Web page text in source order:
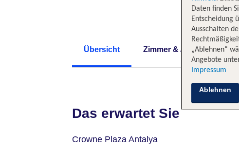
Übersicht Zimmer & Angebote
Das erwartet Sie
Crowne Plaza Antalya
Daten finden
Entscheidung
Ausschalten
„Ablehnen“
Angebote
Impressum
Ablehnen